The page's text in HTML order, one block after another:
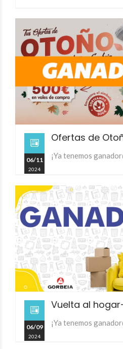
Ofertas de
¡Ya tenemos
06/11
2024
Vuelta al
¡Ya tenemos
06/09
2024